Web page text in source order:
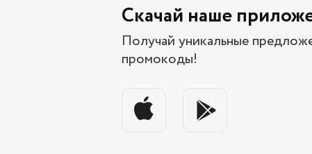
Скачай наше
Получай уникальные
промокоды!